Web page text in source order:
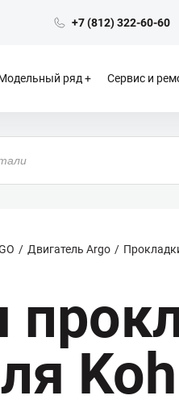
+7 (812) 322-60-60
ряд Сервис и
Двигатель Argo